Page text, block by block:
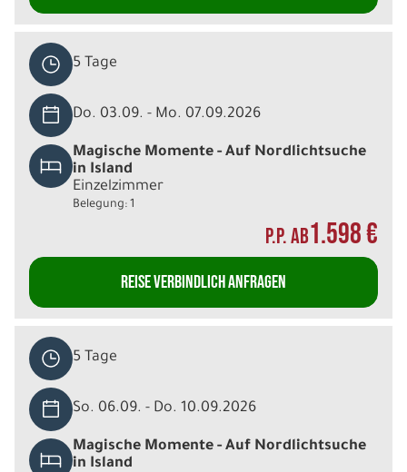
5 Tage
Do. 03.09. - Mo. 07.09.2026
Magische Momente - Auf Nordlichtsuche
in Island
Einzelzimmer
Belegung: 1
P.P. AB1.598 €
REISE VERBINDLICH ANFRAGEN
5 Tage
So. 06.09. - Do. 10.09.2026
Magische Momente - Auf Nordlichtsuche
in Island